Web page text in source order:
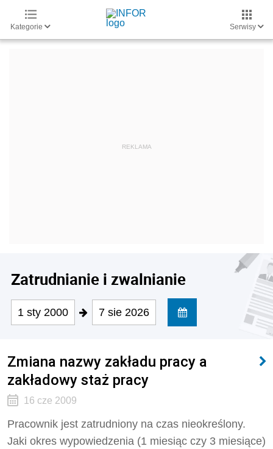
Kategorie Serwisy
Zatrudnianie i zwalnianie
1 sty 2000 7 sie 2026
Zmiana nazwy zakładu pracy a
zakładowy staż pracy
16 cze 2009
Pracownik jest zatrudniony na czas nieokreślony.
Jaki okres wypowiedzenia (1 miesiąc czy 3 miesiące)